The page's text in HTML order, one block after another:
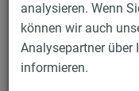
analysieren. Wenn
können wir auch
Analysepartner über
informieren.
Produkte
MPC-Schiebemuttern